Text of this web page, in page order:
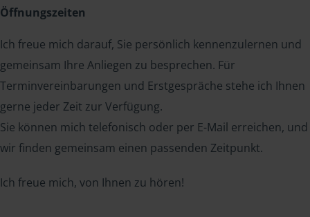
Öffnungszeiten
Ich freue mich darauf, Sie persönlich kennenzulernen und
gemeinsam Ihre Anliegen zu besprechen. Für
Terminvereinbarungen und Erstgespräche stehe ich Ihnen
gerne jeder Zeit zur Verfügung.
Sie können mich telefonisch oder per E-Mail erreichen, und
wir finden gemeinsam einen passenden Zeitpunkt.
Ich freue mich, von Ihnen zu hören!